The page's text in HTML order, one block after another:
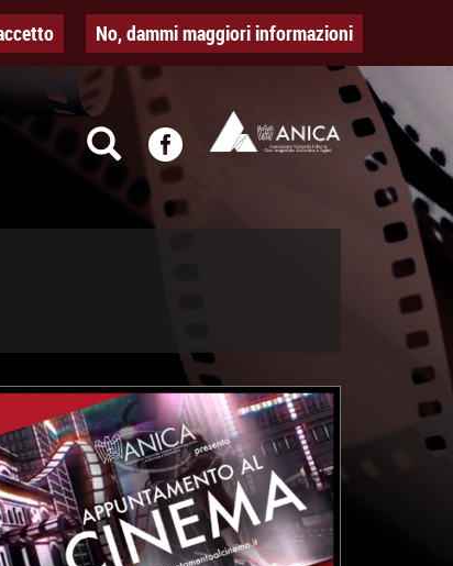
No, dammi maggiori informazioni